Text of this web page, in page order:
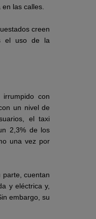
las calles.
creen
el uso de la
con
un nivel de
el taxi
2,3% de los
una vez por
parte, cuentan
y eléctrica y,
embargo, su